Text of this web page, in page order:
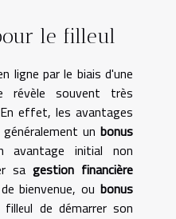
le filleul
ligne par le biais d'une
révèle souvent très
effet, les avantages
un bonus
initial non
sa gestion financière
bienvenue, ou bonus
de démarrer son